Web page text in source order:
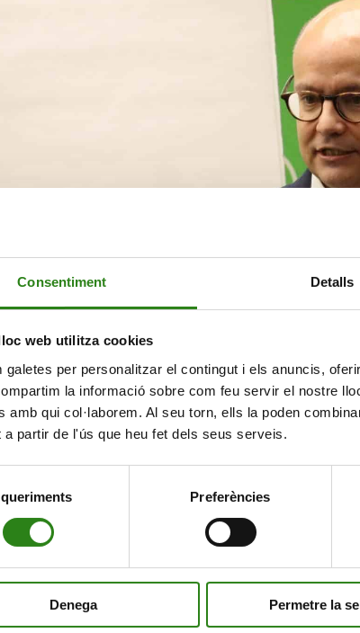
Consentiment Detalls
web utilitza cookies
galetes per personalitzar el contingut i els anuncis,
la informació sobre com feu servir el nostre
amb qui col·laborem. Al seu torn, ells la poden
a partir de l'ús que heu fet dels seus serveis.
Preferències
Denega Permetre la
o desaparèixer
130 emprenedors i inversors en una